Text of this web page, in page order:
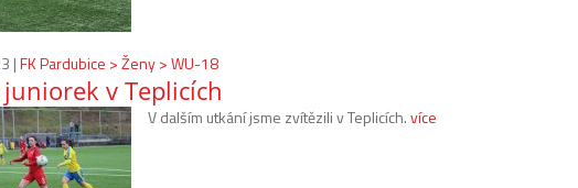
|FK Pardubice > Ženy > WU-18
v Teplicích
V dalším utkání jsme zvítězili v Teplicích.více